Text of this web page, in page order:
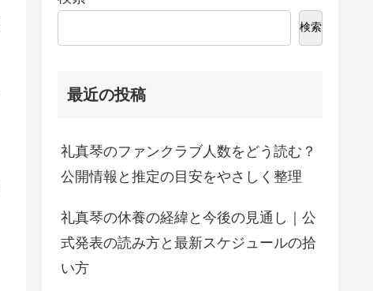
検索
最近の投稿
礼真琴のファンクラブ人数をどう読む？
公開情報と推定の目安をやさしく整理
礼真琴の休養の経緯と今後の見通し｜公
式発表の読み方と最新スケジュールの拾
い方